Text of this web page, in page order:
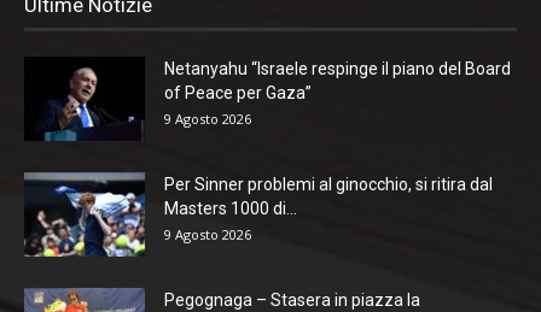
Netanyahu “Israele respinge il piano del Board
of Peace per Gaza”
9 Agosto 2026
Per Sinner problemi al ginocchio, si ritira dal
Masters 1000 di...
9 Agosto 2026
Pegognaga – Stasera in piazza la